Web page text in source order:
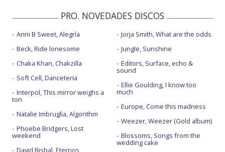
PRO. NOVEDADES DISCOS
Anni B Sweet, Alegría
Beck, Ride lonesome
Chaka Khan, Chakzilla
Soft Cell, Danceteria
Interpol, This mirror weighs a
ton
Natalie Imbruglia, Algorithm
Phoebe Bridgers, Lost
weekend
David Bisbal, Eternos
Jorja Smith, What are the odds
Jungle, Sunshine
Editors, Surface, echo &
sound
Ellie Goulding, I know too
much
Europe, Come this madness
Weezer, Weezer (Gold album)
Blossoms, Songs from the
wedding cake